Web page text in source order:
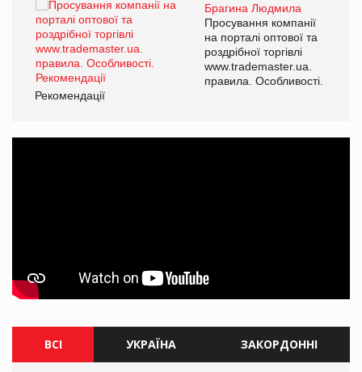
Брагина Людмила
Просування компанії
на порталі оптової та
роздрібної торгівлі
www.trademaster.ua.
правила. Особливості.
Рекомендації
ВСІ УКРАЇНА ЗАКОРДОННІ